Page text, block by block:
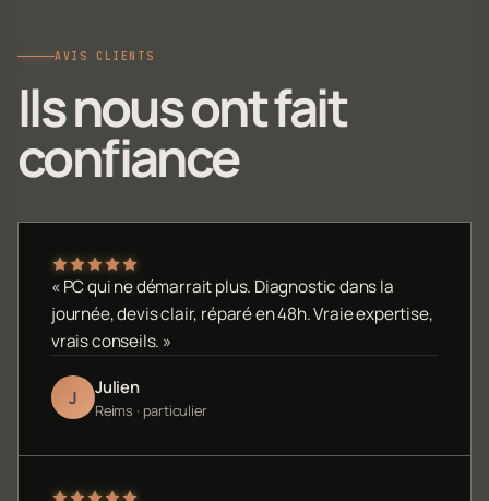
AVIS CLIENTS
Ils nous ont fait
confiance
« PC qui ne démarrait plus. Diagnostic dans la
journée, devis clair, réparé en 48h. Vraie expertise,
vrais conseils. »
J Julien
Reims · particulier